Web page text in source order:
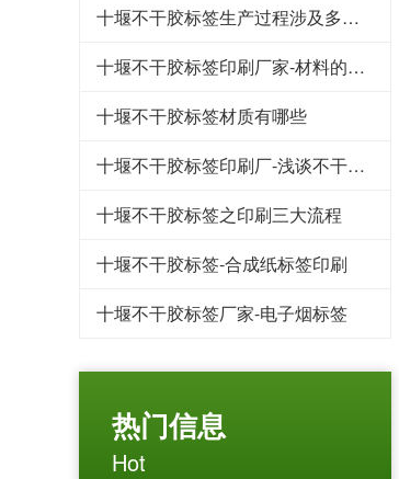
十堰不干胶标签生产过程涉及多个步骤
十堰不干胶标签印刷厂家-材料的印前检查
十堰不干胶标签材质有哪些
十堰不干胶标签印刷厂-浅谈不干胶标签的痕迹怎么快速清除呢？
十堰不干胶标签之印刷三大流程
十堰不干胶标签-合成纸标签印刷
十堰不干胶标签厂家-电子烟标签
热门信息
Hot